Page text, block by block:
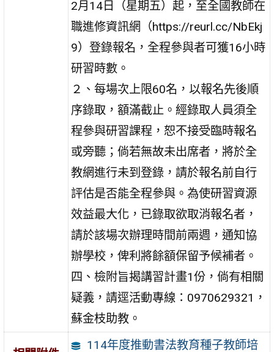
2月14日（星期五）起，至全國教師在
職進修資訊網（https://reurl.cc/NbEkj
9）登錄報名，全程參與者可獲16小時
研習時數。
２、每場次上限60名，以報名先後順
序錄取，額滿截止。經錄取人員須全
程參與研習課程，恕不接受臨時報名
或旁聽；倘若無故未出席者，將於全
教網進行未到登錄，請於報名前自行
評估是否能全程參與。為使研習資源
效益最大化，已錄取欲取消報名者，
請於該場次辦理時間前兩週，通知協
辦學校，俾利將餘額保留予候補者。
四、檢附旨揭講習計畫1份，倘有相關
疑義，請逕活動專線：0970629321，
蘇金枝助教。
114年度推動書法教育種子教師培